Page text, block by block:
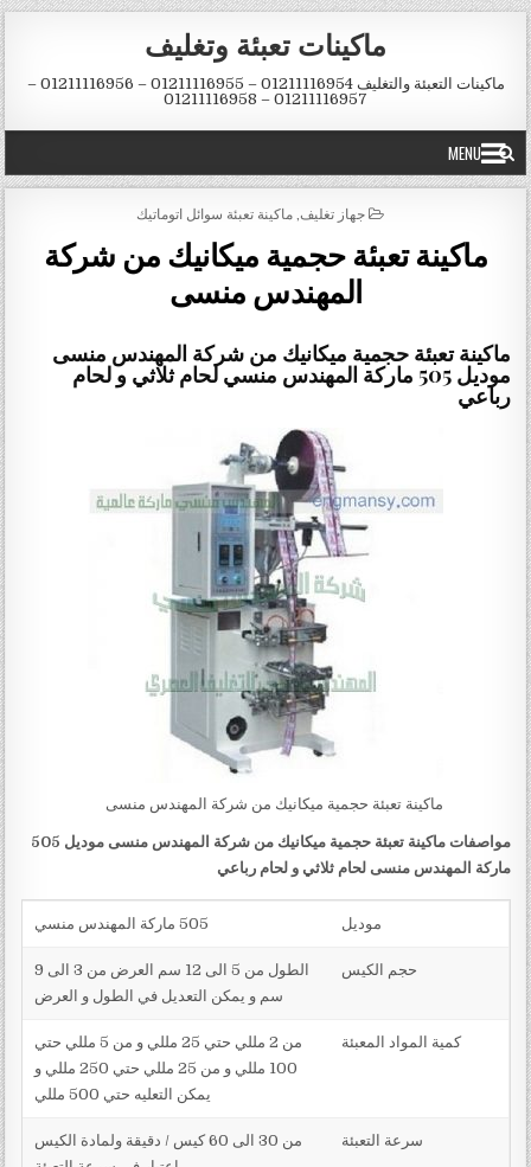
Skip to content
ماكينات تعبئة وتغليف
ماكينات التعبئة والتغليف 01211116954 – 01211116955 – 01211116956 –
01211116957 – 01211116958
MENU
POSTED IN
جهاز تغليف ,ماكينة تعبئة سوائل اتوماتيك
ماكينة تعبئة حجمية ميكانيك من شركة
المهندس منسى
ماكينة تعبئة حجمية ميكانيك من شركة المهندس منسى
موديل 505 ماركة المهندس منسي لحام ثلاثي و لحام
رباعي
ماكينة تعبئة حجمية ميكانيك من شركة المهندس منسى
مواصفات ماكينة تعبئة حجمية ميكانيك من شركة المهندس منسى
موديل 505
ماركة المهندس منسىلحام ثلاثي و لحام رباعي
موديل 505 ماركة المهندس منسي
حجم الكيس
الطول من 5 الى 12 سم العرض من 3 الى 9
سم و يمكن التعديل في الطول و العرض
كمية المواد المعبئة
من 2 مللي حتي 25 مللي و من 5 مللي حتي
100 مللي و من 25 مللي حتي 250 مللي و
يمكن التعليه حتي 500 مللي
سرعة التعبئة
من 30 الى 60 كيس / دقيقة ولمادة الكيس